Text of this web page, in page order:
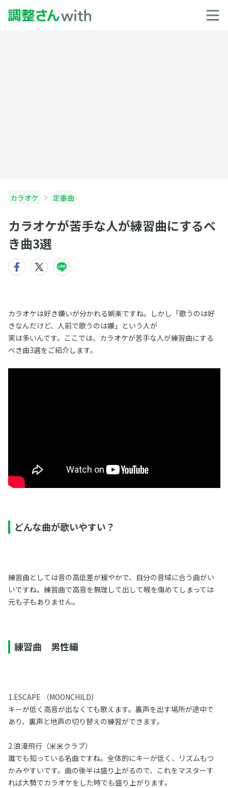
カラオケ 定番曲
カラオケが苦手な人が練習曲にするべ
き曲3選
カラオケは好き嫌いが分かれる娯楽ですね。しかし「歌うのは好
きなんだけど、人前で歌うのは嫌」という人が
実は多いんです。ここでは、カラオケが苦手な人が練習曲にする
べき曲3選をご紹介します。
どんな曲が歌いやすい？
練習曲としては音の高低差が緩やかで、自分の音域に合う曲がい
いですね。練習曲で高音を無理して出して喉を傷めてしまっては
元も子もありません。
練習曲 男性編
1.ESCAPE （MOONCHILD）
キーが低く高音が出なくても歌えます。裏声を出す場所が途中で
あり、裏声と地声の切り替えの練習ができます。
2.浪漫飛行（米米クラブ）
誰でも知っている名曲ですね。全体的にキーが低く、リズムもつ
かみやすいです。曲の後半は盛り上がるので、これをマスターす
れば大勢でカラオケをした時でも盛り上がります。